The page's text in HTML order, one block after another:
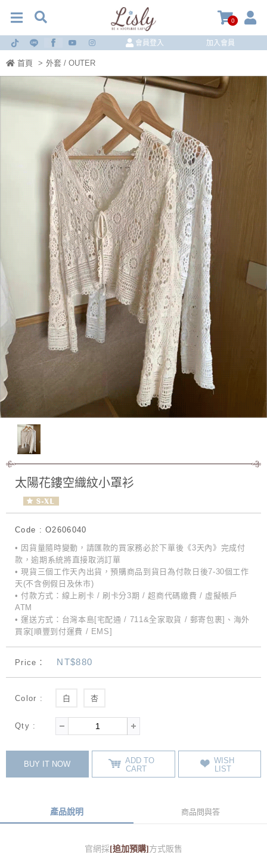
0
會員登入 加入會員
首頁 > 外套 / OUTER
太陽花鏤空織紋小罩衫
Code : O2606040
• 因貨量隨時變動，請匯款的買家務必於下單後《3天內》完成付
款，逾期系統將直接取消訂單
• 現貨三個工作天內出貨，預購商品到貨日為付款日後7-30個工作
天(不含例假日及休市)
• 付款方式：線上刷卡 / 刷卡分3期 / 超商代碼繳費 / 虛擬帳戶
ATM
• 運送方式：台灣本島[宅配通 / 711&全家取貨 / 郵寄包裹]、海外
買家[順豐到付運費 / EMS]
Price： NT$880
Color : 白 杏
Qty :
BUY IT NOW
ADD TO
CART
WISH
LIST
產品說明 商品問與答
官網採 [追加預購] 方式販售